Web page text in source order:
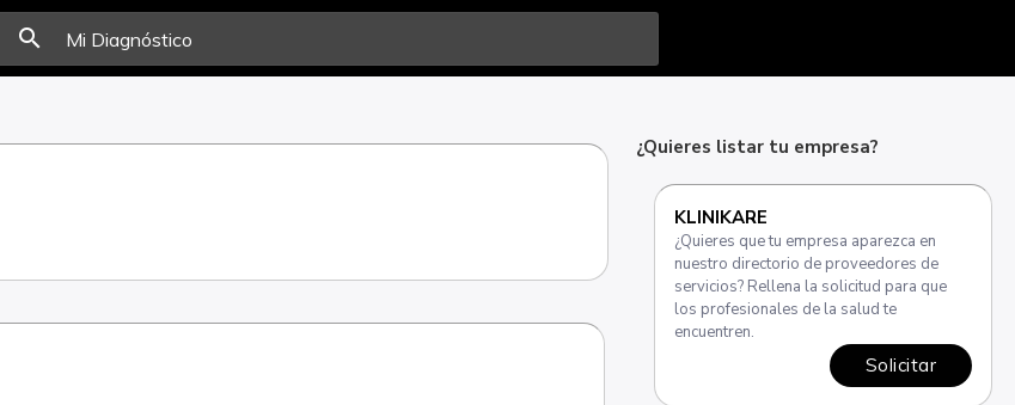
search
¿Quieres listar tu empresa?
KLINIKARE
¿Quieres que tu empresa aparezca en
nuestro directorio de proveedores de
servicios? Rellena la solicitud para que
los profesionales de la salud te
encuentren.
Solicitar